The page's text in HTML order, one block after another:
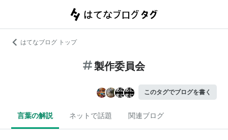
はてなブログ トップ
製作委員会
このタグでブログを書く
言葉の解説 ネットで話題 関連ブログ